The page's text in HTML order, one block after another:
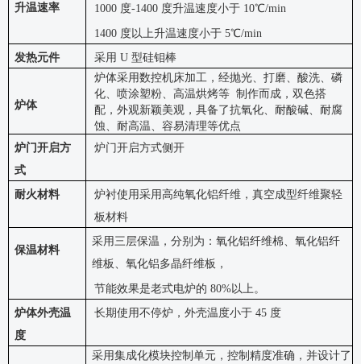
升温速率 1000 度-1400 度升温速度小于 10℃/min
1400 度以上升温速度小于 5℃/min
发热元件
采用 U 型硅钼棒
炉体
炉体采用数控机床加工，经抛光、打磨、酸洗、磷
化、喷涂塑粉、高温烘烤等 制作而成，双色搭
配，外观新颖美观，具备了抗氧化、耐酸碱、耐腐
蚀、耐高温、容易清理等优点
炉门开启方
式
炉门开启方式侧开
耐火材料
炉衬使用采用高纯氧化铝纤维，真空成型纤维聚轻
板材料
保温材料
采用三层保温，分别为：氧化铝纤维棉、氧化铝纤
维板、氧化铝多晶纤维板，
节能效果是老式电炉的 80%以上。
炉体外壳温
度
长期使用不停炉，外壳温度小于 45 度
采用集成化模块控制单元，控制精度准确，并设计了